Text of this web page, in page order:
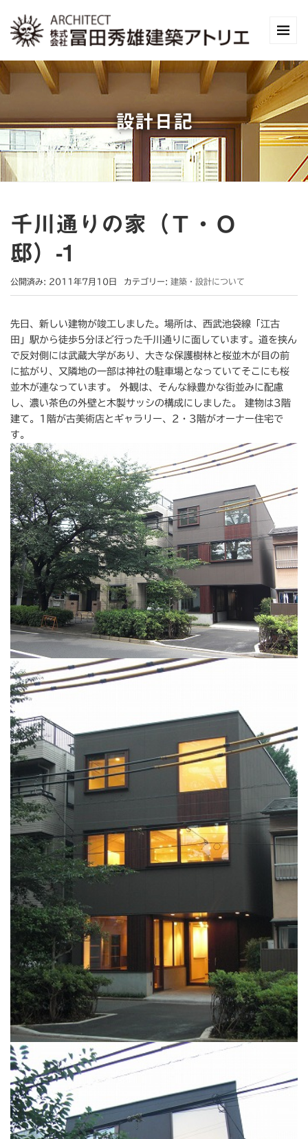
設計日記
千川通りの家（Ｔ・Ｏ
邸）-1
公開済み: 2011年7月10日 カテゴリー: 建築・設計について
先日、新しい建物が竣工しました。場所は、西武池袋線「江古
田」駅から徒歩5分ほど行った千川通りに面しています。道を挟ん
で反対側には武蔵大学があり、大きな保護樹林と桜並木が目の前
に拡がり、又隣地の一部は神社の駐車場となっていてそこにも桜
並木が連なっています。 外観は、そんな緑豊かな街並みに配慮
し、濃い茶色の外壁と木製サッシの構成にしました。 建物は3階
建て。1階が古美術店とギャラリー、2・3階がオーナー住宅で
す。